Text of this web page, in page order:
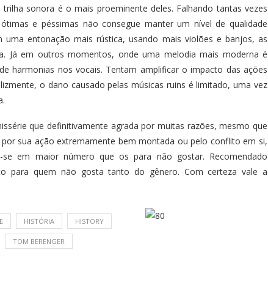
sonora é o mais proeminente deles. Falhando tantas vezes
e péssimas não consegue manter um nível de qualidade
entonação mais rústica, usando mais violões e banjos, as
Já em outros momentos, onde uma melodia mais moderna é
harmonias nos vocais. Tentam amplificar o impacto das ações
o dano causado pelas músicas ruins é limitado, uma vez
que definitivamente agrada por muitas razões, mesmo que
sua ação extremamente bem montada ou pelo conflito em si,
em maior número que os para não gostar. Recomendado
para quem não gosta tanto do gênero. Com certeza vale a
HISTÓRIA HISTORY
TOM BERENGER